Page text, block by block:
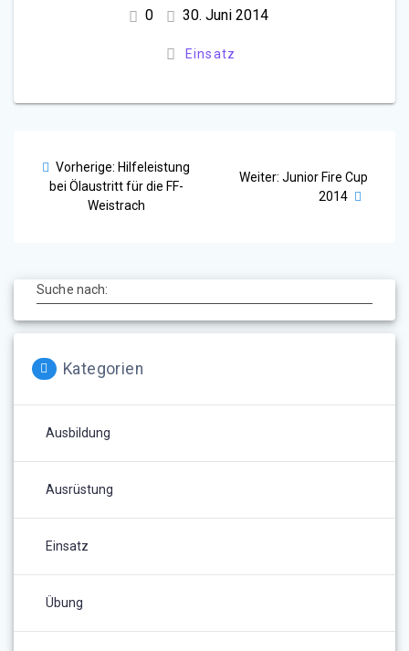
0 30. Juni 2014
Einsatz
Vorherige: Vorheriger
Beitrag:
Hilfeleistung
bei Ölaustritt für die FF-
Weistrach
Weiter: Nächster
Beitrag:
Junior Fire Cup
2014
Suche nach:
Kategorien
Ausbildung
Ausrüstung
Einsatz
Übung